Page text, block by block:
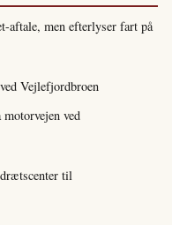
aftale, men efterlyser fart på
Vejlefjordbroen
ved
til